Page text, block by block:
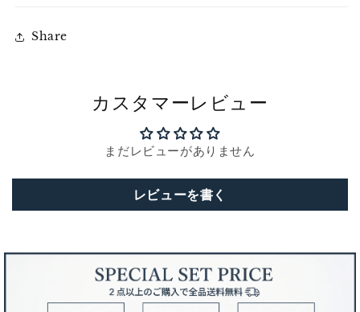
Share
カスタマーレビュー
まだレビューがありません
レビューを書く